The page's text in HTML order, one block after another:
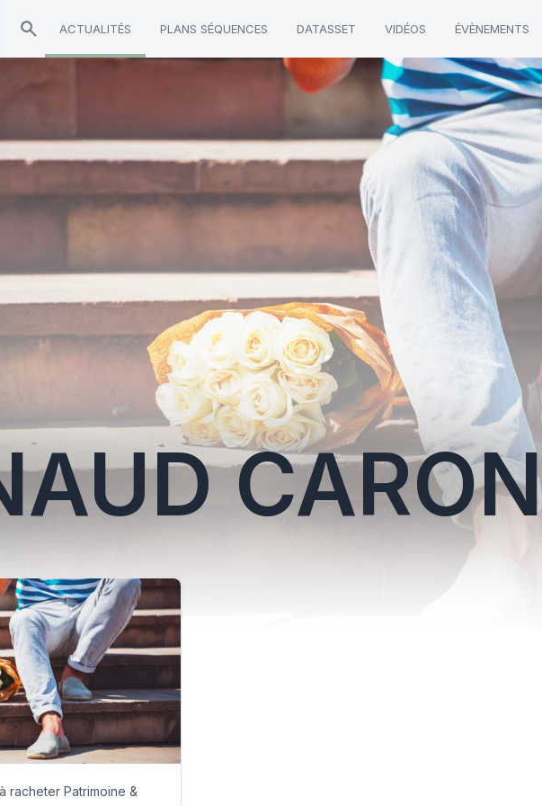
ACTUALITÉS PLANS SÉQUENCES DATASSET VIDÉOS ÉVÈNEMENTS
Caron"
CARON
racheter Patrimoine &